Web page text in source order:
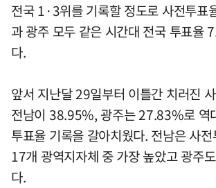
전국 1·3위를 기록할 정도로 사전투표
과 광주 모두 같은 시간대 전국 투표율
다.
앞서 지난달 29일부터 이틀간 치러진
전남이 38.95%, 광주는 27.83%로 역
투표율 기록을 갈아치웠다. 전남은 사
17개 광역지자체 중 가장 높았고 광주
다.